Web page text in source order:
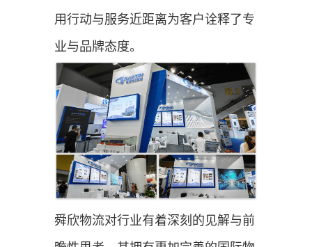
用行动与服务近距离为客户诠释了专
业与品牌态度。
舜欣物流对行业有着深刻的见解与前